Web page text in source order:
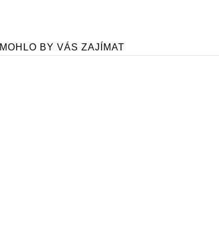
MOHLO BY VÁS ZAJÍMAT